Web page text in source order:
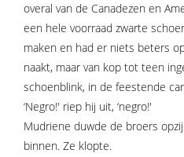
overal van de Canadezen en
een hele voorraad zwarte
maken en had er niets beters
naakt, maar van kop tot teen
schoenblink, in de feestende
‘Negro!' riep hij uit, ‘negro!'
Mudriene duwde de broers
binnen. Ze klopte.